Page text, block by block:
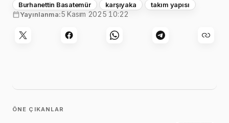
Burhanettin Basatemür karşıyaka
takım yapısı
Yayınlanma:5 Kasım 2025 10:22
ÖNE ÇIKANLAR